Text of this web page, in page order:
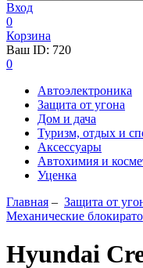
Вход
0
Корзина
Ваш ID: 720
0
Автоэлектроника
Защита от угона
Дом и дача
Туризм, отдых и
Аксессуары
Автохимия и
Уценка
Главная – Защита от
Механические
Hyundai